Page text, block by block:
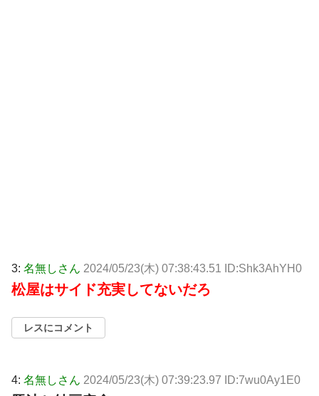
3: 名無しさん 2024/05/23(木) 07:38:43.51 ID:Shk3AhYH0
松屋はサイド充実してないだろ
レスにコメント
4: 名無しさん 2024/05/23(木) 07:39:23.97 ID:7wu0Ay1E0